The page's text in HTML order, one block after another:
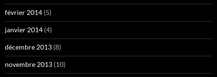
février 2014 (5)
janvier 2014 (4)
décembre 2013 (8)
novembre 2013 (10)